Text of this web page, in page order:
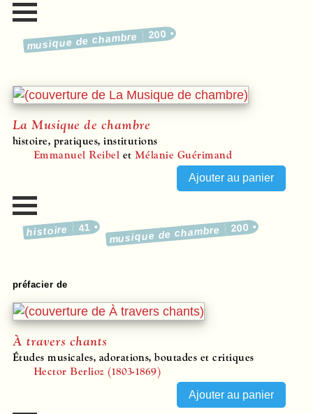
musique de chambre 200
La Musique de chambre
histoire, pratiques, institutions
Emmanuel Reibel et Mélanie Guérimand
histoire 41 musique de chambre 200
préfacier de
À travers chants
Études musicales, adorations, boutades et critiques
Hector Berlioz (1803-1869)